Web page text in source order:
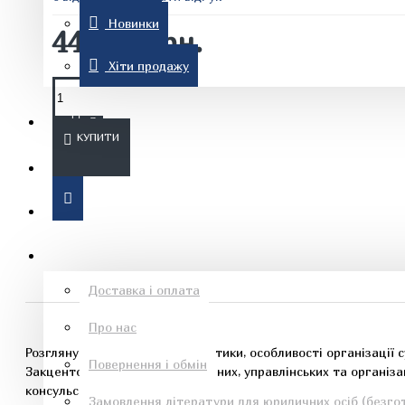
Комп'ютерна література
Новинки
Хіти продажу
Знижки
Доставка і оплата
Про нас
Повернення і обмін
Замовлення літератури для юридичних осіб
448.00 грн.
КУПИТИ
Розглянуто основні характеристики, особливості
Закцентовано увагу на політичних, управлінських та
консульської служби як важливого інструмента реалізації